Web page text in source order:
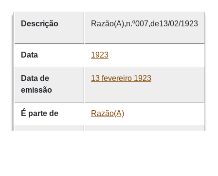
Descrição Razão(A),n.º007,de13/02/1923
Data 1923
Data de
emissão
13 fevereiro 1923
É parte de Razão(A)